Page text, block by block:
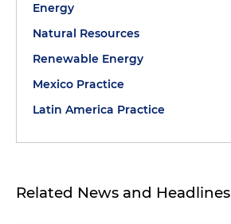
Energy
Natural Resources
Renewable Energy
Mexico Practice
Latin America Practice
Related News and Headlines